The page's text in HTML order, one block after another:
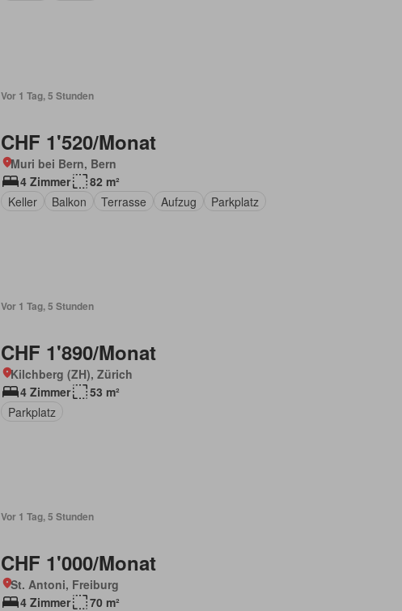
Vor 1 Tag, 5 Stunden
CHF 1'520/Monat
Muri bei Bern, Bern
4 Zimmer
82 m²
Keller
Balkon Terrasse Aufzug Parkplatz
Vor 1 Tag, 5 Stunden
CHF 1'890/Monat
Kilchberg (ZH), Zürich
4 Zimmer
53 m²
Parkplatz
Vor 1 Tag, 5 Stunden
CHF 1'000/Monat
St. Antoni, Freiburg
4 Zimmer
70 m²